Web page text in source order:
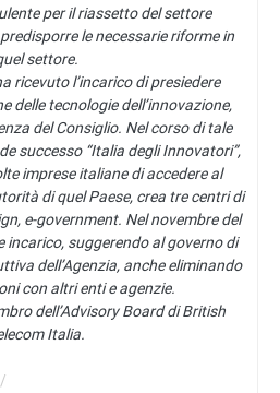
per il riassetto del settore
le necessarie riforme in
settore.
ricevuto l’incarico di presiedere
delle tecnologie dell’innovazione,
del Consiglio. Nel corso di tale
successo “Italia degli Innovatori”,
imprese italiane di accedere al
di quel Paese, crea tre centri di
e-government. Nel novembre del
incarico, suggerendo al governo di
dell’Agenzia, anche eliminando
con altri enti e agenzie.
dell’Advisory Board di British
Italia.